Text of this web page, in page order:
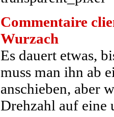
Commentaire
Wurzach
Es dauert etwas,
muss man ihn ab
anschieben, aber
Drehzahl auf eine